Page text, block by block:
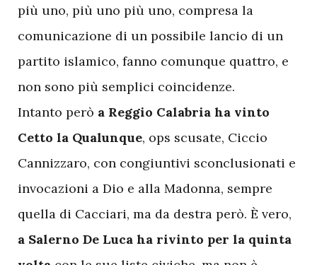
più uno, più uno più uno, compresa la
comunicazione di un possibile lancio di un
partito islamico, fanno comunque quattro, e
non sono più semplici coincidenze.
Intanto però a Reggio Calabria ha vinto
Cetto la Qualunque, ops scusate, Ciccio
Cannizzaro, con congiuntivi sconclusionati e
invocazioni a Dio e alla Madonna, sempre
quella di Cacciari, ma da destra però. È vero,
a Salerno De Luca ha rivinto per la quinta